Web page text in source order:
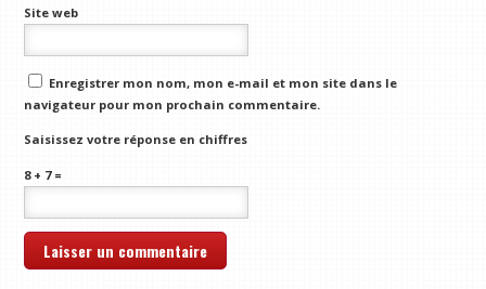
Site web
Enregistrer mon nom, mon e-mail et mon site dans le
navigateur pour mon prochain commentaire.
Saisissez votre réponse en chiffres
8 + 7 =